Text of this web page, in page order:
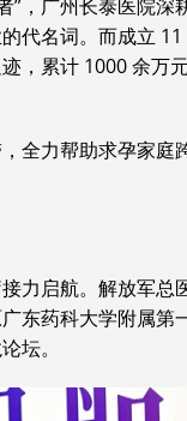
”，广州长泰医院深
代名词。而成立 11
，累计 1000 余万
全力帮助求孕家庭
力启航。解放军总
东药科大学附属第
坛。